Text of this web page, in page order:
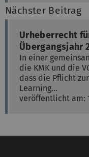
Nächster Beitrag
Urheberrecht
Übergangsjahr
In einer
die KMK und die
dass die Pflicht
Learning…
veröffentlicht am: